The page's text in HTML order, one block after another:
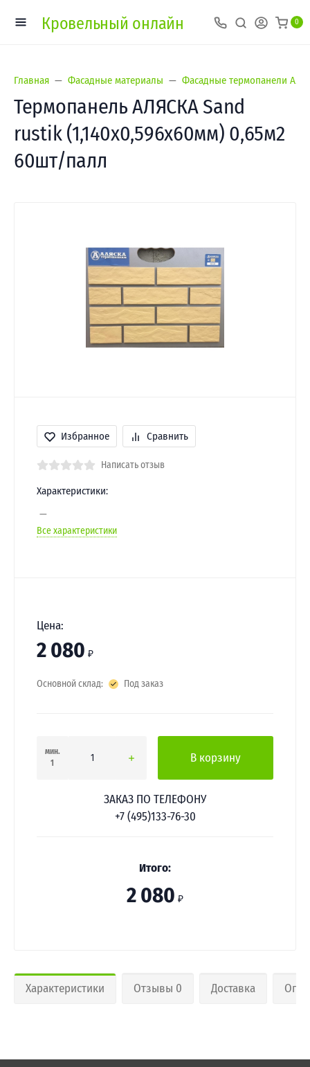
Кровельный онлайн 0
Главная Фасадные материалы Фасадные термопанели
Термопанель АЛЯСКА Sand
rustik (1,140х0,596х60мм) 0,65м2
60шт/палл
Избранное Сравнить
Написать отзыв
Характеристики:
Все характеристики
Цена:
2 080 ₽
Основной склад: Под заказ
мин.
1
В корзину
ЗАКАЗ ПО ТЕЛЕФОНУ
+7 (495)133-76-30
Итого:
2 080 ₽
Характеристики Отзывы 0 Доставка